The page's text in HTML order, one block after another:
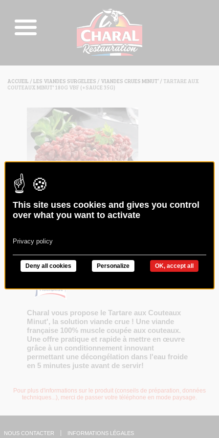
ACCUEIL / LES VIANDES SURGELEES / VIANDES CRUES MINUT’ / TARTARE AUX
COUTEAUX MINUT' 180G VBF (+SAUCE 35G)
TARTARE AUX COUTEAUX MINUT'
Code : 018324
Charal vous propose le Tartare aux Couteaux
Minut', la solution viande crue ! Une viande
française 100% muscle coupée aux couteaux.
Une offre pratique et rapide à mettre en œuvre
grâce à un conditionnement innovant
permettant une décongélation dans l'eau froide
en 5 minutes juste avant de servir!
Pour plus d'informations sur le produit (conseils de préparation, données
techniques...), merci de passer votre téléphone en mode paysage.
NOUS CONTACTER INFORMATIONS LÉGALES
This site uses cookies and gives you control
over what you want to activate
OK, accept all
Deny all cookies Personalize
Privacy policy